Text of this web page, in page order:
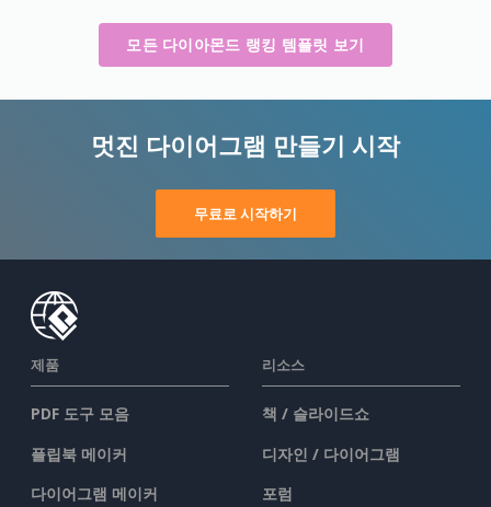
모든 다이아몬드 랭킹 템플릿 보기
멋진 다이어그램 만들기 시작
무료로 시작하기
제품
PDF 도구 모음
플립북 메이커
다이어그램 메이커
리소스
책 / 슬라이드쇼
디자인 / 다이어그램
포럼